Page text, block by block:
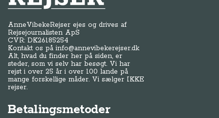
AnneVibekeRejser ejes og drives af
Rejsejournalisten ApS
CVR: DK26185254
Kontakt os påinfo@annevibekerejser.dk
Alt, hvad du finder her på siden, er
steder, som vi selv har besøgt. Vi har
rejst i over 25 år i over 100 lande på
mange forskellige måder. Vi sælger IKKE
rejser.
Betalingsmetoder